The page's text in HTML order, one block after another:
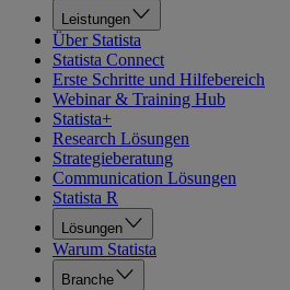
Leistungen
Über Statista
Statista Connect
Erste Schritte und Hilfebereich
Webinar & Training Hub
Statista+
Research Lösungen
Strategieberatung
Communication Lösungen
Statista R
Lösungen
Warum Statista
Branche